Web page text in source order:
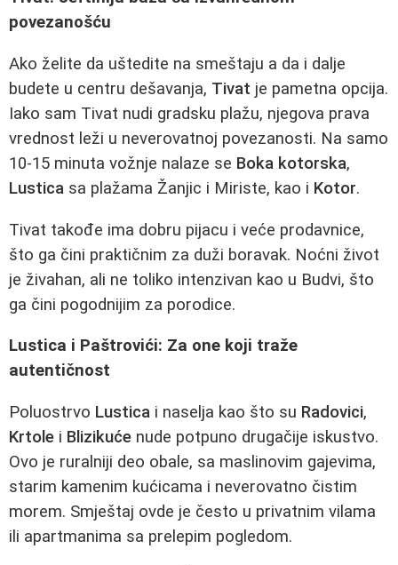
povezanošću
Ako želite da uštedite na smeštaju a da i dalje
budete u centru dešavanja, Tivat je pametna opcija.
Iako sam Tivat nudi gradsku plažu, njegova prava
vrednost leži u neverovatnoj povezanosti. Na samo
10-15 minuta vožnje nalaze se Boka kotorska,
Lustica sa plažama Žanjic i Miriste, kao i Kotor.
Tivat takođe ima dobru pijacu i veće prodavnice,
što ga čini praktičnim za duži boravak. Noćni život
je živahan, ali ne toliko intenzivan kao u Budvi, što
ga čini pogodnijim za porodice.
Lustica i Paštrovići: Za one koji traže
autentičnost
Poluostrvo Lustica i naselja kao što su Radovici,
Krtole i Blizikuće nude potpuno drugačije iskustvo.
Ovo je ruralniji deo obale, sa maslinovim gajevima,
starim kamenim kućicama i neverovatno čistim
morem. Smještaj ovde je često u privatnim vilama
ili apartmanima sa prelepim pogledom.